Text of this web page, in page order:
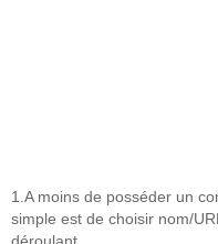
1.A moins de posséder un
simple est de choisir nom/
déroulant